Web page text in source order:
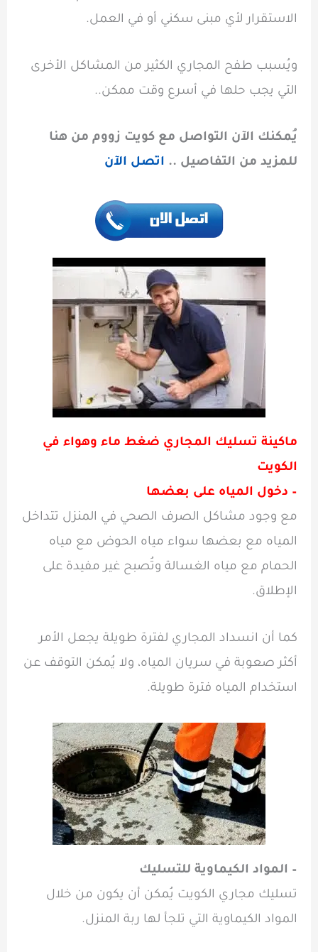
الاستقرار لأي مبنى سكني أو في العمل.
ويُسبب طفح المجاري الكثير من المشاكل الأخرى
التي يجب حلها في أسرع وقت ممكن..
يُمكنك الآن التواصل مع كويت زووم من هنا
للمزيد من التفاصيل .. اتصل الآن
ماكينة تسليك المجاري ضغط ماء وهواء في
الكويت
– دخول المياه على بعضها
مع وجود مشاكل الصرف الصحي في المنزل تتداخل
المياه مع بعضها سواء مياه الحوض مع مياه
الحمام مع مياه الغسالة وتُصبح غير مفيدة على
الإطلاق.
كما أن انسداد المجاري لفترة طويلة يجعل الأمر
أكثر صعوبة في سريان المياه، ولا يُمكن التوقف عن
استخدام المياه فترة طويلة.
– المواد الكيماوية للتسليك
تسليك مجاري الكويت يُمكن أن يكون من خلال
المواد الكيماوية التي تلجأ لها ربة المنزل.